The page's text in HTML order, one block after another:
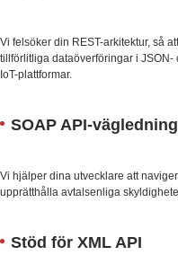
Vi felsöker din REST-arkitektur, så
tillförlitliga dataöverföringar i
IoT-plattformar.
SOAP API-vägledning
Vi hjälper dina utvecklare att
upprätthålla avtalsenliga
Stöd för XML API